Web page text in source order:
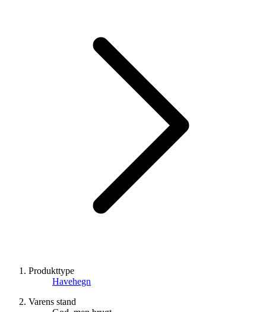
Produkttype
Havehegn
Varens stand